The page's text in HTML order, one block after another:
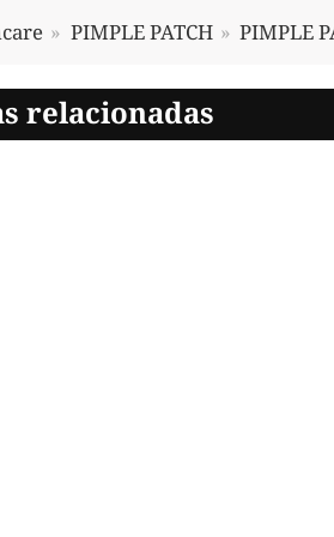
PIMPLE PATCH PIMPLE
relacionadas